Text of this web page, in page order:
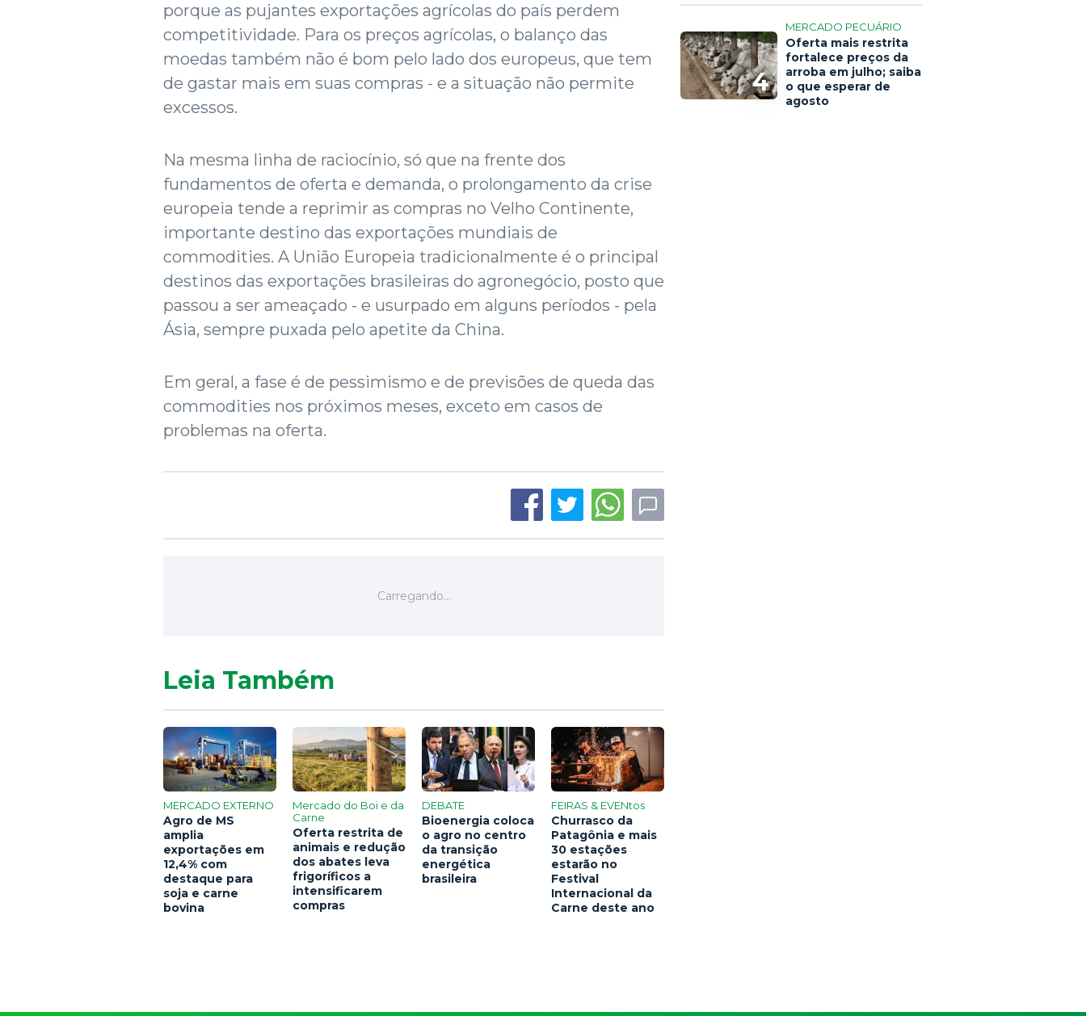
porque as pujantes exportações agrícolas do país perdem
competitividade. Para os preços agrícolas, o balanço das
moedas também não é bom pelo lado dos europeus, que tem
de gastar mais em suas compras - e a situação não permite
excessos.
Na mesma linha de raciocínio, só que na frente dos
fundamentos de oferta e demanda, o prolongamento da crise
europeia tende a reprimir as compras no Velho Continente,
importante destino das exportações mundiais de
commodities. A União Europeia tradicionalmente é o principal
destinos das exportações brasileiras do agronegócio, posto que
passou a ser ameaçado - e usurpado em alguns períodos - pela
Ásia, sempre puxada pelo apetite da China.
Em geral, a fase é de pessimismo e de previsões de queda das
commodities nos próximos meses, exceto em casos de
problemas na oferta.
4
MERCADO PECUÁRIO
Oferta mais restrita
fortalece preços da
arroba em julho; saiba
o que esperar de
agosto
Leia Também
MERCADO EXTERNO
Agro de MS
amplia
exportações em
12,4% com
destaque para
soja e carne
bovina
Mercado do Boi e da
Carne
Oferta restrita de
animais e redução
dos abates leva
frigoríficos a
intensificarem
compras
DEBATE
Bioenergia coloca
o agro no centro
da transição
energética
brasileira
FEIRAS & EVENtos
Churrasco da
Patagônia e mais
30 estações
estarão no
Festival
Internacional da
Carne deste ano